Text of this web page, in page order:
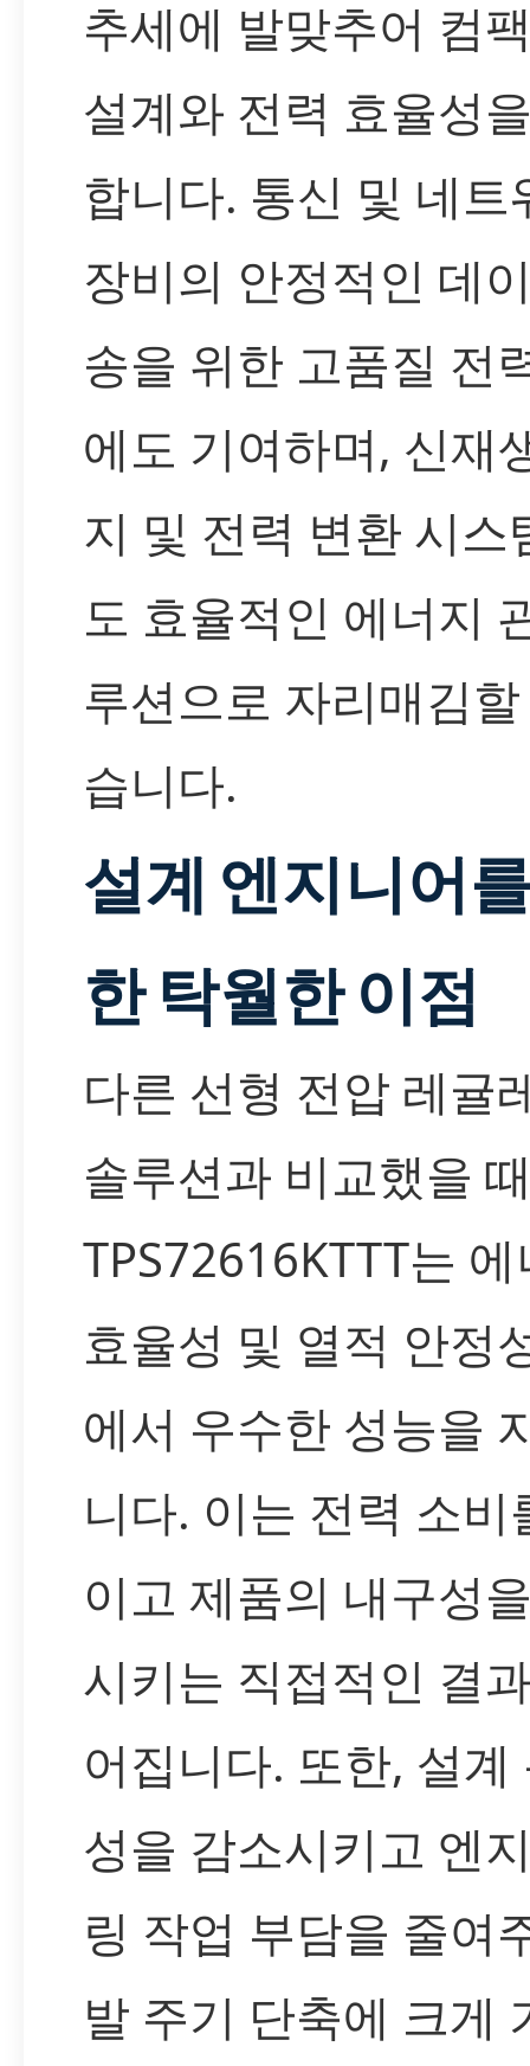
추세에 발맞추어 컴
설계와 전력 효율성
합니다. 통신 및 네트
장비의 안정적인 데
송을 위한 고품질 전
에도 기여하며, 신재
지 및 전력 변환 시스
도 효율적인 에너지
루션으로 자리매김
습니다.
설계 엔지니어
한 탁월한 이점
다른 선형 전압 레귤
솔루션과 비교했을
TPS72616KTTT는
효율성 및 열적 안정
에서 우수한 성능을
니다. 이는 전력 소비
이고 제품의 내구성
시키는 직접적인 결
어집니다. 또한, 설계
성을 감소시키고 엔
링 작업 부담을 줄여
발 주기 단축에 크게